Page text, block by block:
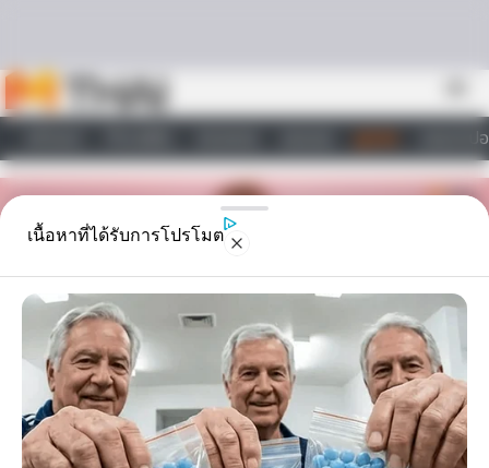
วอลเปเ
ไลฟ์สไตล์
เนื้อหาที่ได้รับการโปรโมต